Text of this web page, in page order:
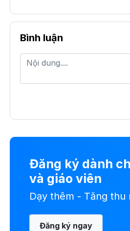
Bình luận
Đăng ký dành
và giáo viên
Dạy thêm - Tăng thu
Đăng ký ngay